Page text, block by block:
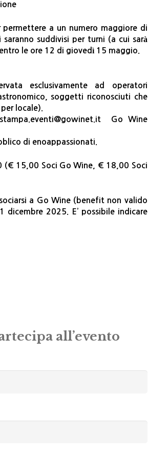
a un numero maggiore di
suddivisi per turni (a cui sarà
le ore 12 di giovedì 15 maggio.
esclusivamente ad operatori
soggetti riconosciuti che
locale).
Go Wine
di enoappassionati.
(€ 15,00 Soci Go Wine, € 18,00 Soci
a Go Wine (benefit non valido
dicembre 2025. E’ possibile indicare
all’evento